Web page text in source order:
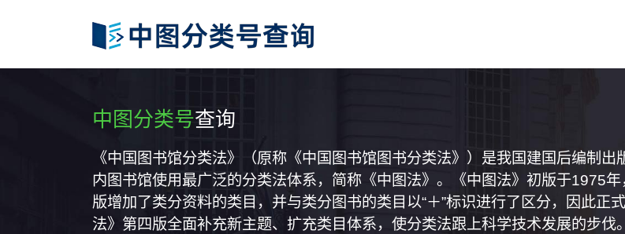
中图分类号查询
《中国图书馆分类法》（原称《中国图书馆图书分类法》）是我国建国后编制
内图书馆使用最广泛的分类法体系，简称《中图法》。《中图法》初版于1975
版增加了类分资料的类目，并与类分图书的类目以“＋”标识进行了区分，因此正
法》第四版全面补充新主题、扩充类目体系，使分类法跟上科学技术发展的步